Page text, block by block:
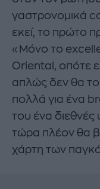
γαστρονομικά
εκεί, το πρώτο
«Μόνο το
Oriental, οπότε
απλώς δεν θα το
πολλά για ένα
του ένα
τώρα πλέον θα
χάρτη των